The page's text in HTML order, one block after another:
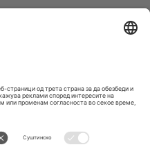
Kingdom
Dorfstrasse 52a, 6390
Engelberg, Switzerland